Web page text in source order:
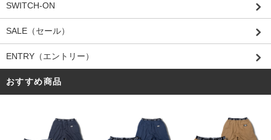
SWITCH-ON
SALE（セール）
ENTRY（エントリー）
おすすめ商品